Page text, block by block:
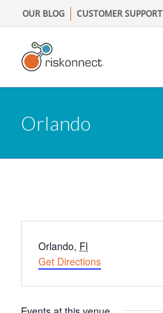
to
content
OUR BLOG CUSTOMER SUPPORT
Orlando
Address
Orlando, Fl
Get Directions